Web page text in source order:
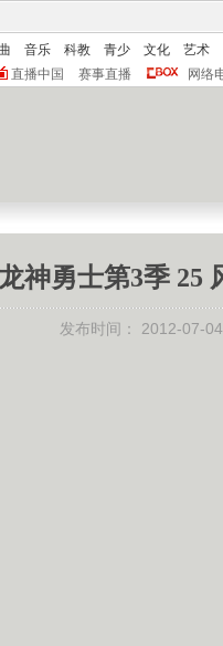
音乐 科教 青少 文化
艺术
直播中国 赛事直播 网络
神勇士第3季 25
发布时间： 2012-07-